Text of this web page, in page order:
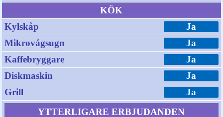
KÖK
Kylskåp
Ja
Mikrovågsugn
Ja
Kaffebryggare
Ja
Diskmaskin
Ja
Grill
Ja
YTTERLIGARE ERBJUDANDEN